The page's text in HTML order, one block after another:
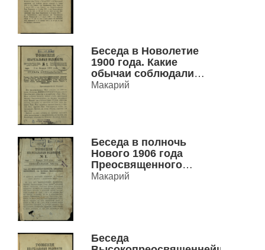
Беседа в Новолетие
1900 года. Какие
обычаи соблюдали
наши предки и какие
Томского
Макарий
Беседа в полночь
Нового 1906 года
Преосвященного
Макария, Епископа
Макарий
Беседа